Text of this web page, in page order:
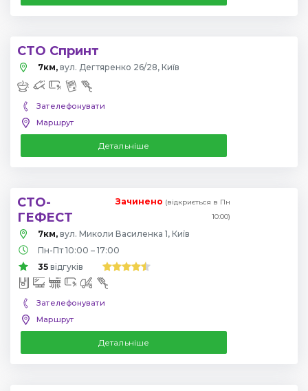
СТО Спринт
7км, вул. Дегтяренко 26/28, Київ
Зателефонувати
Маршрут
Детальніше
СТО-
ГЕФЕСТ
Зачинено (відкриється в Пн
10:00)
7км, вул. Миколи Василенка 1, Київ
Пн-Пт 10:00 – 17:00
35 відгуків
Зателефонувати
Маршрут
Детальніше